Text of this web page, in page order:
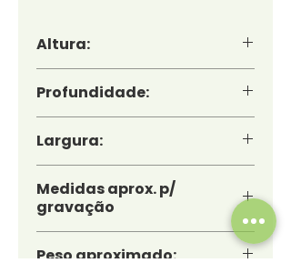
Altura:
Profundidade:
Largura:
Medidas aprox. p/
gravação
Peso aproximado: